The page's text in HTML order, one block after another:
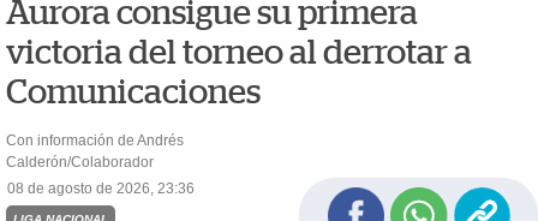
Aurora consigue su primera
victoria del torneo al derrotar a
Comunicaciones
Con información de Andrés
Calderón/Colaborador
08 de agosto de 2026, 23:36